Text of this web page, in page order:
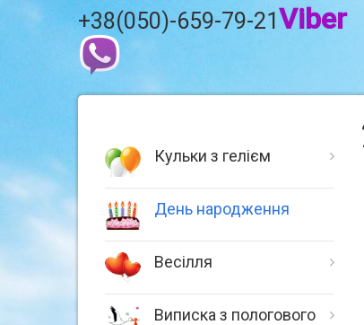
+38(050)-659-79-21Viber
Кульки з гелієм
День народження
Весілля
Виписка з пологового